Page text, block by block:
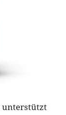
unterstützt